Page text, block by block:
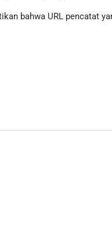
bahwa URL pencatat